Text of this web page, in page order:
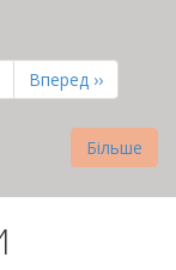
Остання
сторінка
Вперед ››
Більше